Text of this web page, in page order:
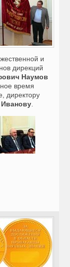
и
дирекций
Наумов
время
директору